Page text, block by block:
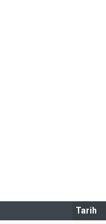
Tarih